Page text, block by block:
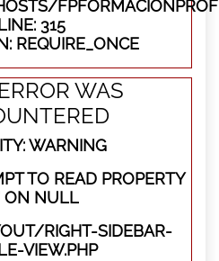
315
REQUIRE_ONCE
WAS
WARNING
TO READ PROPERTY
ON NULL
RIGHT-SIDEBAR-
VIEW.PHP